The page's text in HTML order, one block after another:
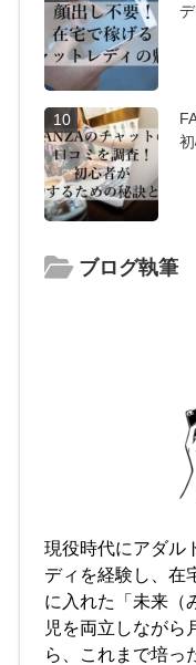
10
ブログ執筆
現役時代にアダル
ディを経験し、在
に入れた「未来（
児を両立しながら
ら、これまで培っ